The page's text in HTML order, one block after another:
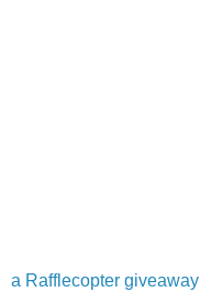
a Rafflecopter giveaway